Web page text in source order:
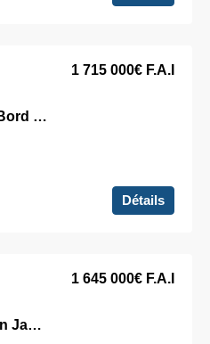
DUPLEX PENTHOUSE ROOF TOP neuf Bord de seine PUTEAUX NEUILLY
1 715 000€ F.A.I
Détails
Appartement 6 pièces à Puteaux rue Jean Jaurès
1 645 000€ F.A.I